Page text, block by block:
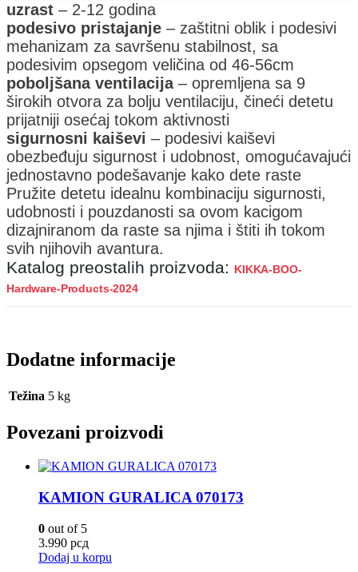
uzrast – 2-12 godina
podesivo pristajanje – zaštitni oblik i podesivi
mehanizam za savršenu stabilnost, sa
podesivim opsegom veličina od 46-56cm
poboljšana ventilacija– opremljena sa 9
širokih otvora za bolju ventilaciju, čineći detetu
prijatniji osećaj tokom aktivnosti
sigurnosni kaiševi – podesivi kaiševi
obezbeđuju sigurnost i udobnost, omogućavajući
jednostavno podešavanje kako dete raste
Pružite detetu idealnu kombinaciju sigurnosti,
udobnosti i pouzdanosti sa ovom kacigom
dizajniranom da raste sa njima i štiti ih tokom
svih njihovih avantura.
Katalog preostalih proizvoda: KIKKA-BOO-
Hardware-Products-2024
Dodatne informacije
Težina 5 kg
Povezani proizvodi
KAMION GURALICA 070173
0 out of 5
3.990 рсд
Dodaj u korpu